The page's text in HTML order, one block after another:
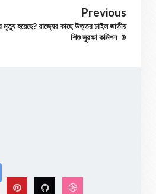
Previous
হয়েছে? রাজ্যের কাছে উত্তর চাইল জাতীয়
শিশু সুরক্ষা কমিশন